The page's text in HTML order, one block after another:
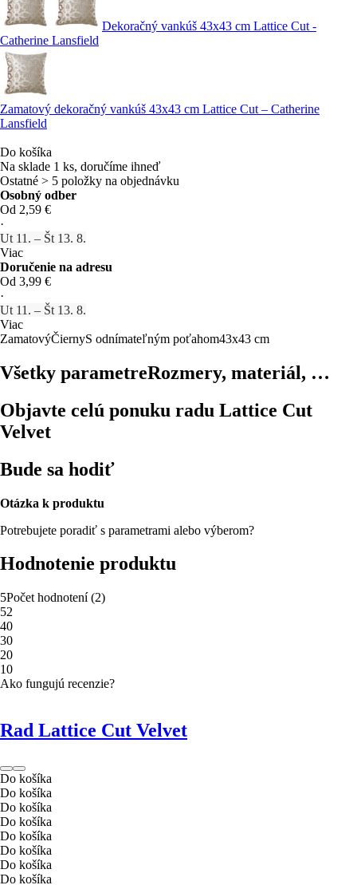
Dekoračný vankúš 43x43 cm Lattice Cut -
Catherine Lansfield
Zamatový dekoračný vankúš 43x43 cm Lattice Cut – Catherine
Lansfield
Do košíka
Na sklade 1 ks, doručíme ihneď
Ostatné > 5 položky na objednávku
Osobný odber
Od 2,59 €
·
Ut 11. – Št 13. 8.
Viac
Doručenie na adresu
Od 3,99 €
·
Ut 11. – Št 13. 8.
Viac
ZamatovýČiernyS odnímateľným poťahom43x43 cm
Všetky parametreRozmery, materiál, …
Objavte celú ponuku radu Lattice Cut
Velvet
Bude sa hodiť
Otázka k produktu
Potrebujete poradiť s parametrami alebo výberom?
Hodnotenie produktu
5Počet hodnotení(2)
52
40
30
20
10
Ako fungujú recenzie?
Rad Lattice Cut Velvet
Do košíka
Do košíka
Do košíka
Do košíka
Do košíka
Do košíka
Do košíka
Do košíka